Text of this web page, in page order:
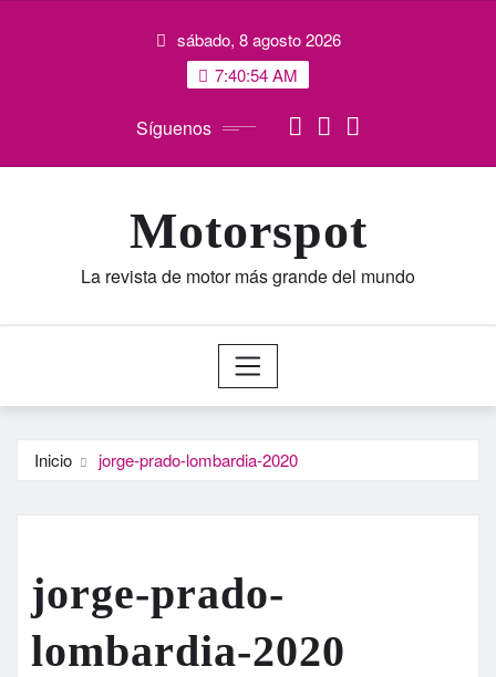
sábado, 8 agosto 2026
7:40:55 AM
Síguenos
Motorspot
La revista de motor más grande del mundo
Inicio jorge-prado-lombardia-2020
jorge-prado-
lombardia-2020